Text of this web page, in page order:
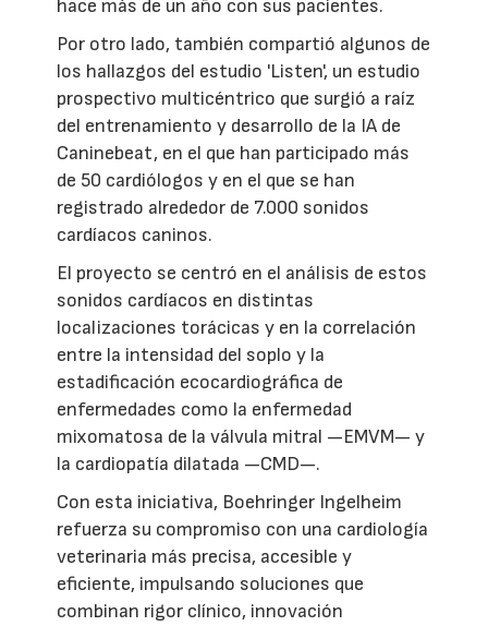
hace más de un año con sus pacientes.
Por otro lado, también compartió algunos de
los hallazgos del estudio 'Listen', un estudio
prospectivo multicéntrico que surgió a raíz
del entrenamiento y desarrollo de la IA de
Caninebeat, en el que han participado más
de 50 cardiólogos y en el que se han
registrado alrededor de 7.000 sonidos
cardíacos caninos.
El proyecto se centró en el análisis de estos
sonidos cardíacos en distintas
localizaciones torácicas y en la correlación
entre la intensidad del soplo y la
estadificación ecocardiográfica de
enfermedades como la enfermedad
mixomatosa de la válvula mitral —EMVM— y
la cardiopatía dilatada —CMD—.
Con esta iniciativa, Boehringer Ingelheim
refuerza su compromiso con una cardiología
veterinaria más precisa, accesible y
eficiente, impulsando soluciones que
combinan rigor clínico, innovación